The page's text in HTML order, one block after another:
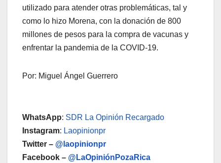
utilizado para atender otras problemáticas, tal y
como lo hizo Morena, con la donación de 800
millones de pesos para la compra de vacunas y
enfrentar la pandemia de la COVID-19.
Por: Miguel Ángel Guerrero
WhatsApp: SDR La Opinión Recargado
Instagram: Laopinionpr
Twitter – @laopinionpr
Facebook – @LaOpiniónPozaRica